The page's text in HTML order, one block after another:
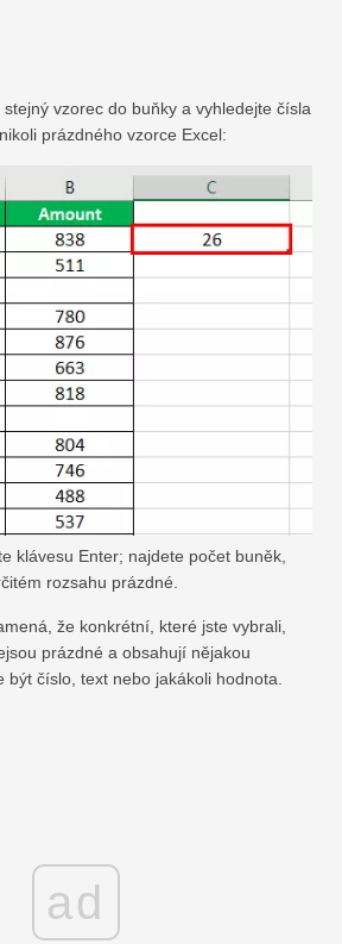
stejný vzorec do buňky a vyhledejte čísla
prázdného vzorce Excel:
klávesu Enter; najdete počet buněk,
rozsahu prázdné.
že konkrétní, které jste vybrali,
prázdné a obsahují nějakou
být číslo, text nebo jakákoli hodnota.
ad